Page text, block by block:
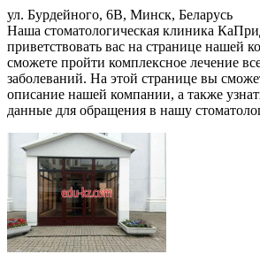
ул. Бурдейного, 6В, Минск, Беларусь
Наша стоматологическая клиника
приветствовать вас на странице нашей
сможете пройти комплексное лечение
заболеваний. На этой странице вы
описание нашей компании, а также
данные для обращения в нашу